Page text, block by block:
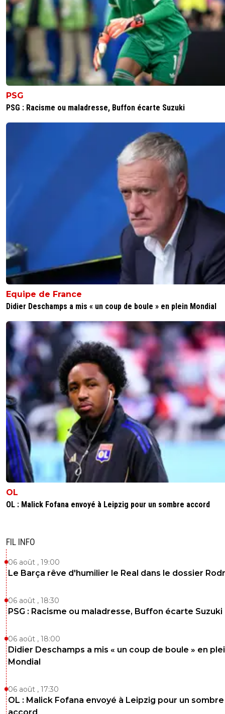
PSG
PSG : Racisme ou maladresse, Buffon écarte Suzuki
Equipe de France
Didier Deschamps a mis « un coup de boule » en plein Mondial
OL
OL : Malick Fofana envoyé à Leipzig pour un sombre accord
FIL INFO
06 août , 19:00
Le Barça rêve d'humilier le Real dans le dossier
06 août , 18:30
PSG : Racisme ou maladresse, Buffon écarte Suzuki
06 août , 18:00
Didier Deschamps a mis « un coup de boule » en
Mondial
06 août , 17:30
OL : Malick Fofana envoyé à Leipzig pour un sombre
accord